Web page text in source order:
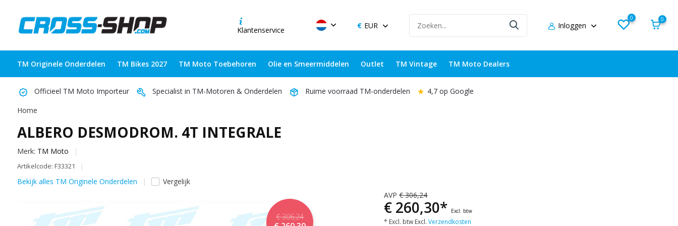
Klantenservice EUR Inloggen
0 0
TM Originele Onderdelen TM Bikes 2027 TM Moto Toebehoren Olie en Smeermiddelen Outlet TM Vintage TM Moto Dealers
Officieel TM Moto Importeur Specialist in TM-Motoren & Onderdelen Ruime voorraad TM-onderdelen ★ 4,7 op Google
Home
ALBERO DESMODROM. 4T INTEGRALE
Merk: TM Moto
Artikelcode: F33321
Bekijk alles TM Originele Onderdelen Vergelijk
€ 306,24
AVP€ 306,24
€ 260,30* Excl. btw
* Excl. btw Excl.Verzendkosten